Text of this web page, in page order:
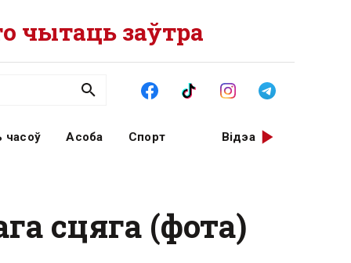
чытаць заўтра
часоў Асоба Спорт Відэа
сцяга (фота)